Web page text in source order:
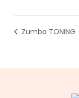
Zumba TONING